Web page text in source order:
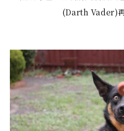
(Darth Vader)